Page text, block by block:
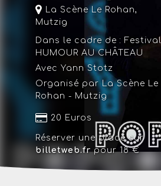
La Scène Le Rohan,
Mutzig
Dans le cadre de : Festival
HUMOUR AU CHÂTEAU
Avec Yann Stotz
Organisé par La Scène Le
Rohan - Mutzig
20 Euros
Réserver une place sur
billetweb.frpour 18 €